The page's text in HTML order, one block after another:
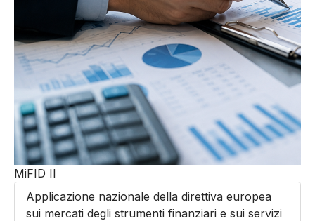
MiFID II
Applicazione nazionale della direttiva europea
sui mercati degli strumenti finanziari e sui servizi